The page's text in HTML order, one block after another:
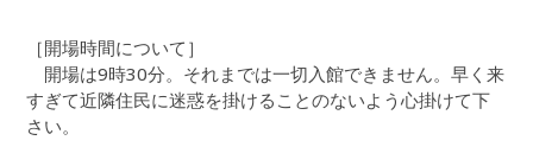
［開場時間について］
開場は9時30分。それまでは一切入館できません。早く来
すぎて近隣住民に迷惑を掛けることのないよう心掛けて下
さい。